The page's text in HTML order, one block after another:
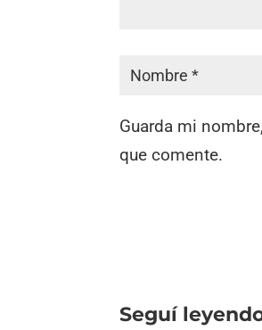
Guarda mi
que comente.
Seguí